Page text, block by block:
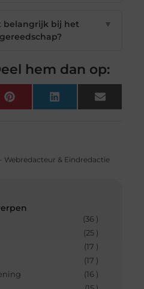
(36 )
(25 )
(17 )
(17 )
(16 )
belangrijk bij het
▼
hem dan op:
Pinterest LinkedIn Email
Webredacteur & Eindredactie